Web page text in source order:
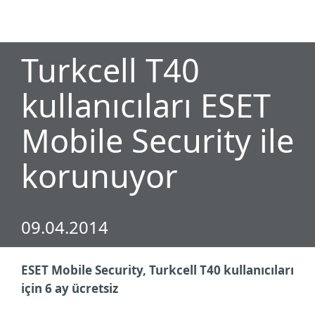
Turkcell T40
kullanıcıları ESET
Mobile Security ile
korunuyor
09.04.2014
ESET Mobile Security, Turkcell T40 kullanıcıları
için 6 ay ücretsiz